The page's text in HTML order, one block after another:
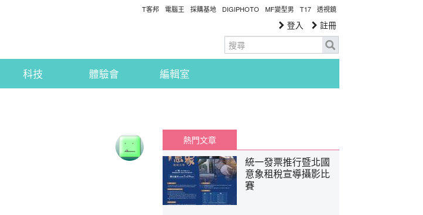
T客邦 電腦王 採購基地 DIGIPHOTO MF變型男 T17 透視鏡
登入 註冊
科技 體驗會 編輯室
熱門文章
統一發票推行暨北國
意象租稅宣導攝影比
賽